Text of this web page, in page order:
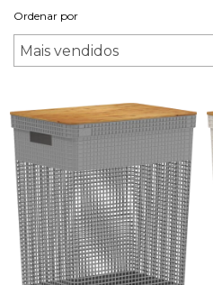
Ordenar por